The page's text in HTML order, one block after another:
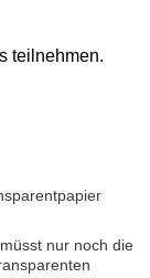
teilnehmen.
nur noch die